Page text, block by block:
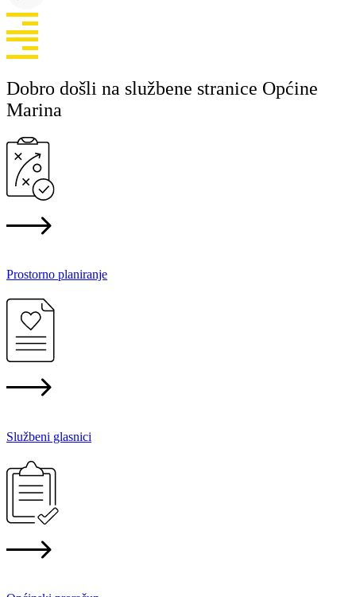
Dobro došli na službene stranice Općine
Marina
Prostorno planiranje
Službeni glasnici